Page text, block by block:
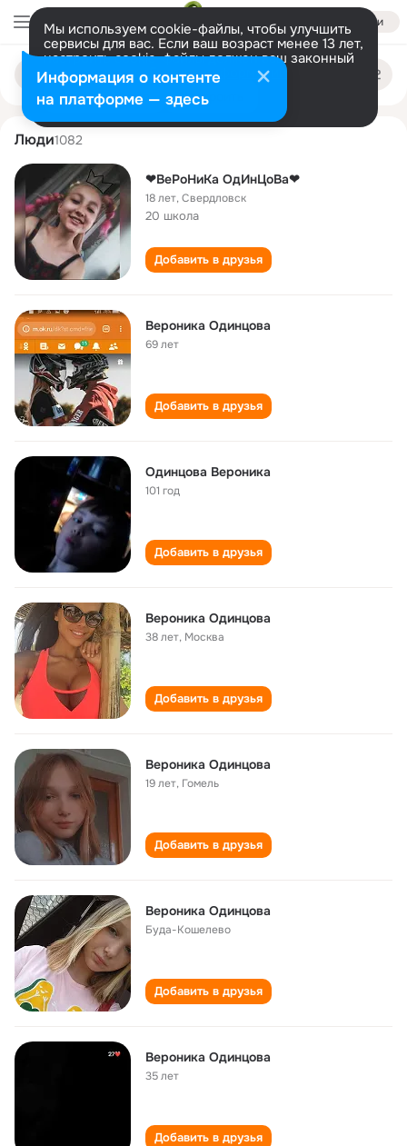
Войти
Мы используем cookie-файлы, чтобы улучшить
сервисы для вас. Если ваш возраст менее 13 лет,
настроить cookie-файлы должен ваш законный
представитель. Больше информации
Разрешить все Настроить
Поиск
людям
veronika odintsova
Люди1082
❤ВеРоНиКа ОдИнЦоВа❤
18 лет,Свердловск
20 школа
Добавить в друзья
Вероника Одинцова
69 лет
Добавить в друзья
Одинцова Вероника
101 год
Добавить в друзья
Вероника Одинцова
38 лет, Москва
Добавить в друзья
Вероника Одинцова
19 лет, Гомель
Добавить в друзья
Вероника Одинцова
Буда-Кошелево
Добавить в друзья
Вероника Одинцова
35 лет
Добавить в друзья
Информация о контенте
на платформе — здесь